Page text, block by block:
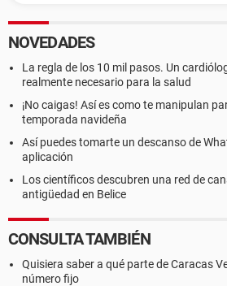
NOVEDADES
La regla de los 10 mil pasos. Un
realmente necesario para la salud
¡No caigas! Así es como te manipulan
temporada navideña
Así puedes tomarte un descanso de
aplicación
Los científicos descubren una red de
antigüedad en Belice
CONSULTA TAMBIÉN
Quisiera saber a qué parte de Caracas
número fijo